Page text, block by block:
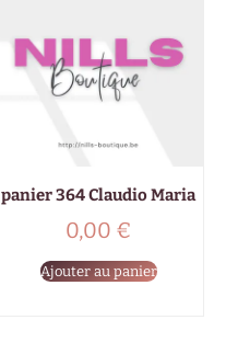
panier 364 Claudio Maria
0,00 €
Ajouter au panier